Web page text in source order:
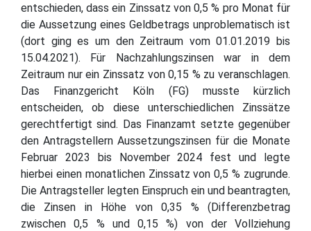
entschieden, dass ein Zinssatz von 0,5 % pro Monat für
die Aussetzung eines Geldbetrags unproblematisch ist
(dort ging es um den Zeitraum vom 01.01.2019 bis
15.04.2021). Für Nachzahlungszinsen war in dem
Zeitraum nur ein Zinssatz von 0,15 % zu veranschlagen.
Das Finanzgericht Köln (FG) musste kürzlich
entscheiden, ob diese unterschiedlichen Zinssätze
gerechtfertigt sind. Das Finanzamt setzte gegenüber
den Antragstellern Aussetzungszinsen für die Monate
Februar 2023 bis November 2024 fest und legte
hierbei einen monatlichen Zinssatz von 0,5 % zugrunde.
Die Antragsteller legten Einspruch ein und beantragten,
die Zinsen in Höhe von 0,35 % (Differenzbetrag
zwischen 0,5 % und 0,15 %) von der Vollziehung